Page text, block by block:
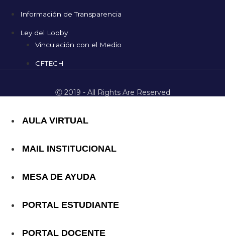
Información de Transparencia
Ley del Lobby
Vinculación con el Medio
CFTECH
Ⓒ 2019 - All Rights Are Reserved
AULA VIRTUAL
MAIL INSTITUCIONAL
MESA DE AYUDA
PORTAL ESTUDIANTE
PORTAL DOCENTE